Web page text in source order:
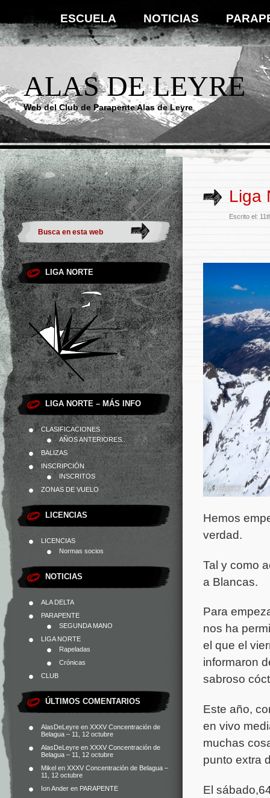
ESCUELA NOTICIAS
ALAS DE LEYRE
Web del Club de Parapente Alas de Leyre
LIGA NORTE
LIGA NORTE – MÁS INFO
CLASIFICACIONES
AÑOS ANTERIORES..
BALIZAS
INSCRIPCIÓN
INSCRITOS
ZONAS DE VUELO
LICENCIAS
LICENCIAS
Normas socios
NOTICIAS
ALA DELTA
PARAPENTE
SEGUNDA MANO
LIGA NORTE
Rapeladas
Crónicas
CLUB
ÚLTIMOS COMENTARIOS
AlasDeLeyre en XXXV Concentración de
Belagua – 11, 12 octubre
AlasDeLeyre en XXXV Concentración de
Belagua – 11, 12 octubre
Mikel en XXXV Concentración de Belagua –
11, 12 octubre
Ion Ander en PARAPENTE
Liga
Escrito el:
Hemos
verdad.
Tal y como
a Blancas.
Para
nos ha
el que el
informaron
sabroso
Este año,
en vivo
muchas
punto extra
El